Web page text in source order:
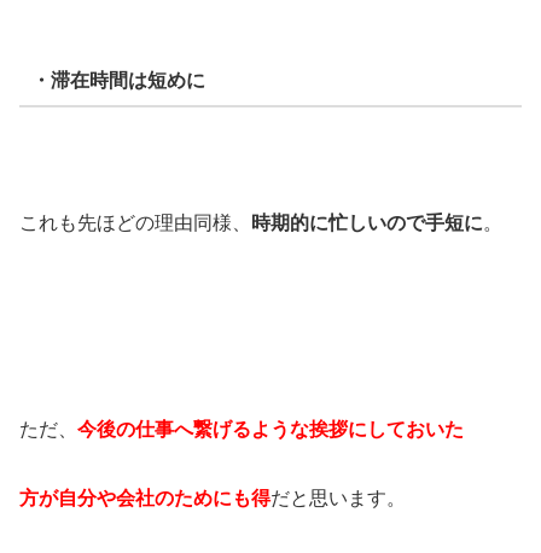
・滞在時間は短めに
これも先ほどの理由同様、 時期的に忙しいので手短に。
ただ、 今後の仕事へ繋げるような挨拶にしておいた
方が自分や会社のためにも得だと思います。